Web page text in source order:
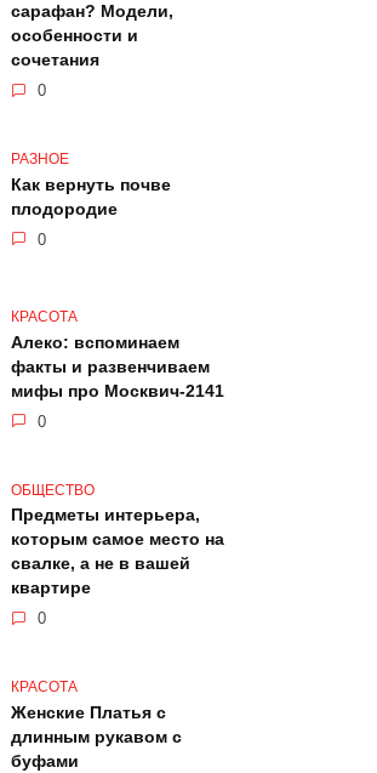
сарафан? Модели,
особенности и
сочетания
0
РАЗНОЕ
Как вернуть почве
плодородие
0
КРАСОТА
Алеко: вспоминаем
факты и развенчиваем
мифы про Москвич-2141
0
ОБЩЕСТВО
Предметы интерьера,
которым самое место на
свалке, а не в вашей
квартире
0
КРАСОТА
Женские Платья с
длинным рукавом с
буфами